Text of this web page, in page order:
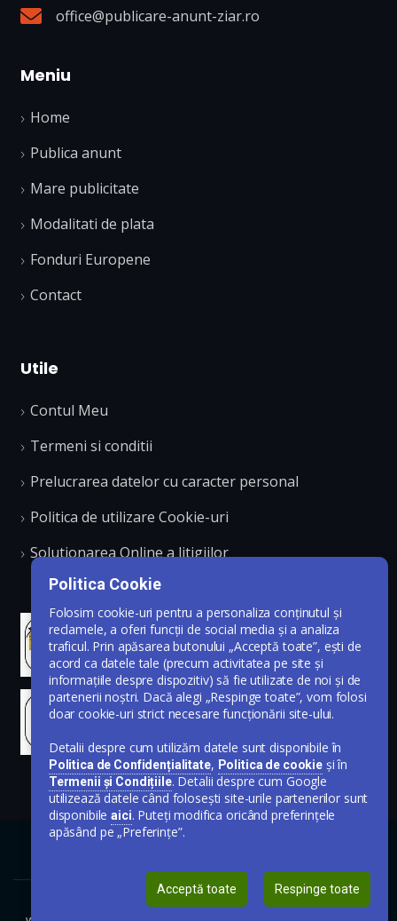
office@publicare-anunt-ziar.ro
Meniu
Home
Publica anunt
Mare publicitate
Modalitati de plata
Fonduri Europene
Contact
Utile
Contul Meu
Termeni si conditii
Prelucrarea datelor cu caracter personal
Politica de utilizare Cookie-uri
Solutionarea Online a litigiilor
Politica Cookie
Folosim cookie-uri pentru a personaliza conținutul și
reclamele, a oferi funcții de social media și a analiza
traficul. Prin apăsarea butonului „Acceptă toate”, ești de
acord ca datele tale (precum activitatea pe site și
informațiile despre dispozitiv) să fie utilizate de noi și de
partenerii noștri. Dacă alegi „Respinge toate”, vom folosi
doar cookie-uri strict necesare funcționării site-ului.
Detalii despre cum utilizăm datele sunt disponibile în
Politica de Confidențialitate, Politica de cookieși în
Termenii și Condițiile. Detalii despre cum Google
utilizează datele când folosești site-urile partenerilor sunt
disponibileaici. Puteți modifica oricând preferințele
apăsând pe „Preferințe”.
Acceptă toate Respinge toate